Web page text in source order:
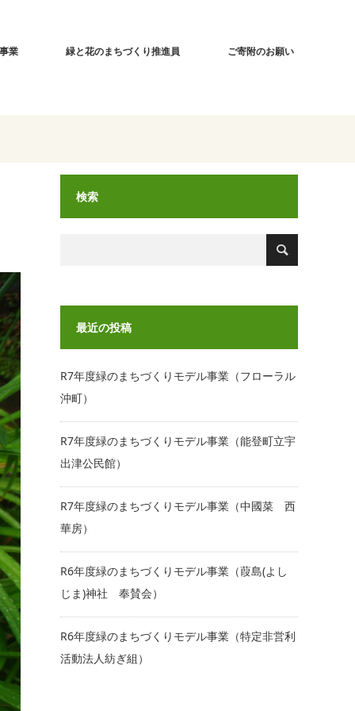
業 緑と花のまちづくり推進員 ご寄附のお願い
検索
最近の投稿
R7年度緑のまちづくりモデル事業（フローラル
沖町）
R7年度緑のまちづくりモデル事業（能登町立宇
出津公民館）
R7年度緑のまちづくりモデル事業（中國菜 西
華房）
R6年度緑のまちづくりモデル事業（葭島(よし
じま)神社 奉賛会）
R6年度緑のまちづくりモデル事業（特定非営利
活動法人紡ぎ組）